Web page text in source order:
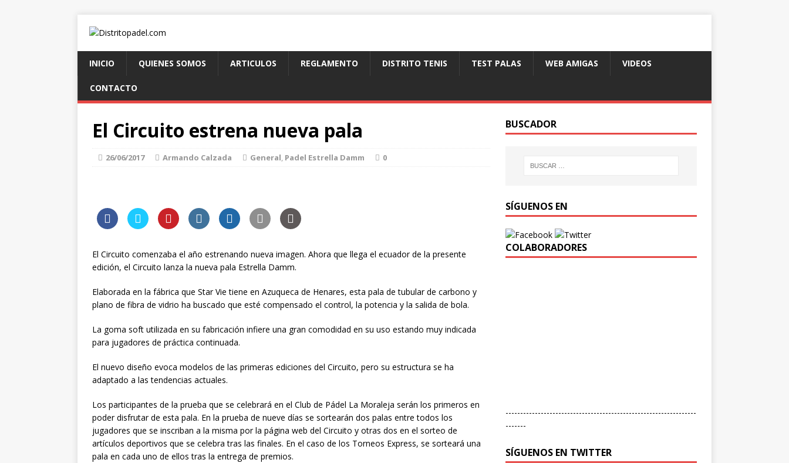
INICIO QUIENES SOMOS ARTICULOS REGLAMENTO DISTRITO TENIS TEST PALAS WEB AMIGAS VIDEOS
CONTACTO
El Circuito estrena nueva pala
26/06/2017 Armando Calzada General, Padel Estrella Damm 0
El Circuito comenzaba el año estrenando nueva imagen. Ahora que llega el ecuador de la presente
edición, el Circuito lanza la nueva pala Estrella Damm.
Elaborada en la fábrica que Star Vie tiene en Azuqueca de Henares, esta pala de tubular de carbono y
plano de fibra de vidrio ha buscado que esté compensado el control, la potencia y la salida de bola.
La goma soft utilizada en su fabricación infiere una gran comodidad en su uso estando muy indicada
para jugadores de práctica continuada.
El nuevo diseño evoca modelos de las primeras ediciones del Circuito, pero su estructura se ha
adaptado a las tendencias actuales.
Los participantes de la prueba que se celebrará en el Club de Pádel La Moraleja serán los primeros en
poder disfrutar de esta pala. En la prueba de nueve días se sortearán dos palas entre todos los
jugadores que se inscriban a la misma por la página web del Circuito y otras dos en el sorteo de
artículos deportivos que se celebra tras las finales. En el caso de los Torneos Express, se sorteará una
pala en cada uno de ellos tras la entrega de premios.
BUSCADOR
SÍGUENOS EN
COLABORADORES
-----------------------------------------------------------------
-------
SÍGUENOS EN TWITTER